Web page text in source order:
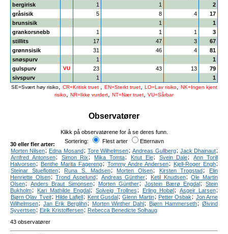
bergirisk
1 1
2
gråsisik
5 8 4
17
brunsisik
1
1
grankorsnebb
1 1 1
3
stillits
17 47 3
67
grønnsisik
31 46 4
81
snøspurv
1
1
gulspurv
VU 23 43 13
79
sivspurv
1 1
SE=Svært høy risiko, CR=Kritisk truet , EN=Sterkt truet, LO=Lav risiko, NK=Ingen kjent
risiko, NR=Ikke vurdert, NT=Nær truet, VU=Sårbar
Observatører
Klikk på observatørene for å se deres funn.
Sortering:
Flest arter Etternavn
30 eller fler arter:
Morten Nilsen; Edna Mosand; Tore Wilhelmsen; Andreas Gullberg; Jack Dhainaut;
Arnfred Antonsen; Simon Rix ; Mika Tomta; Knut Eie; Svein Dale; Ann Torill
Halvorsen; Benthe Marita Fagereng; Tommy Andre Andersen; Kjell-Roger Engh;
Steinar Stueflotten; Runa S. Madsen; Morten Olsen; Kirsten Trogstad;
Elin
Henriette Olsen; Trond Aspelund; Andreas Günther; Ketil Knudsen; Ole Martin
Olsen; Anders Braut Simonsen; Morten Günther; Jostein Bærø Engdal; Stein
Bukholm; Kari Mathilde Engdal; Solveig Trollnes ; Erling Hobøl; Asgeir Larsen;
Bjørn Olav Tveit; Hilde Lafjell; Kent Gusdal; Glenn Martin; Petter Osbak ; Jon Arne
Wilhelmsen; Jan Erik Berglihn; Morten Winther Dahl; Bjørn Hammerseth; Øivind
Syvertsen; Eirik Kristoffersen; Rebecca Benedicte Solhaug
43 observatører